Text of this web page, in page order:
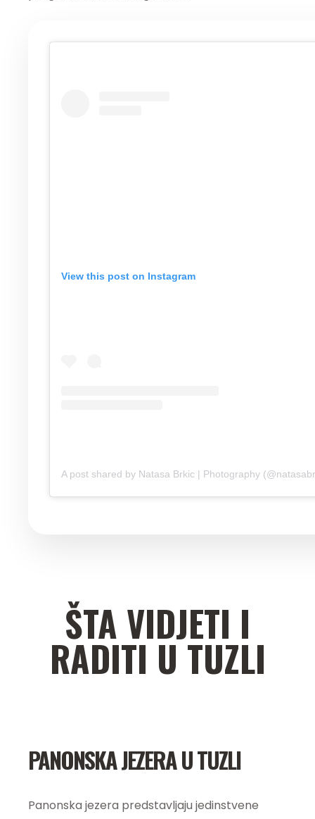
View this post on Instagram
A post shared by Natasa Brkic | Photography
ŠTA VIDJETI I
RADITI U TUZLI
PANONSKA JEZERA U TUZLI
Panonska jezera predstavljaju jedinstvene